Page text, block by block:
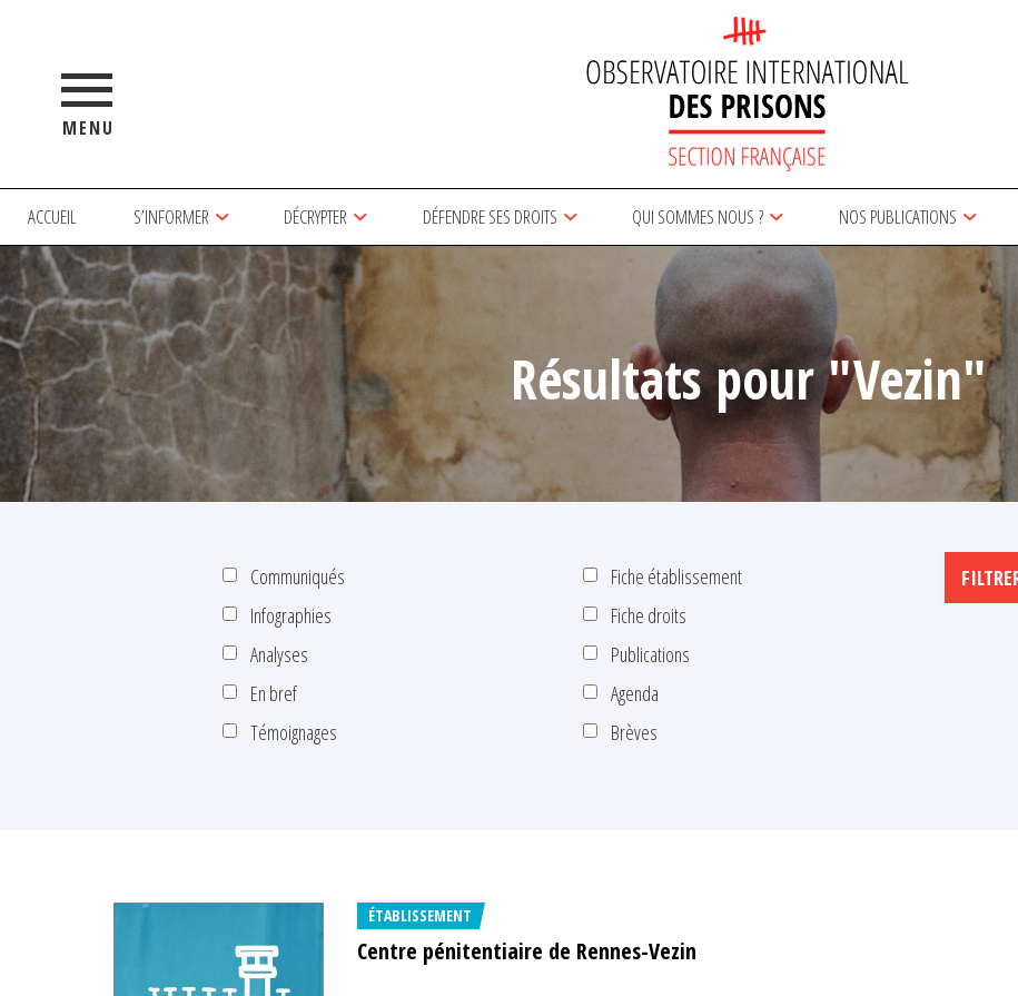
MENU
ACCUEIL S’INFORMER DÉCRYPTER DÉFENDRE SES DROITS QUI SOMMES NOUS ? NOS PUBLICATIONS
Résultats pour "Vezin"
Communiqués
Infographies
Analyses
En bref
Témoignages
Fiche établissement
Fiche droits
Publications
Agenda
Brèves
ÉTABLISSEMENT
Centre pénitentiaire de Rennes-Vezin